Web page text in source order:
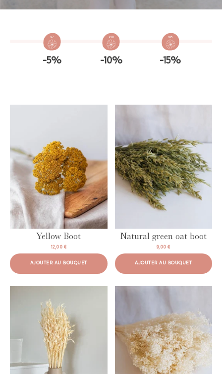
x7
-5%
x10
-10%
x15
-15%
Yellow Boot
12,00 €
AJOUTER AU BOUQUET
Natural green oat boot
9,00 €
AJOUTER AU BOUQUET